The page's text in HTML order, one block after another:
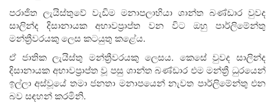
පරාජිත ලැයිස්තුවේ වැඩිම මනාපලාභියා ශාන්ත බණ්ඩාර වුවද
සාලින්ද දිසානායක අභාවප්‍රාප්ත වන විට ඔහු පාර්ලිමේන්තු
මන්ත්‍රීවරයකු ලෙස කටයුතු කළේය.
ඒ ජාතික ලැයිස්තු මන්ත්‍රීවරයකු ලෙසය. කෙසේ වුවද සාලින්ද
දිසානායක අභාවප්‍රාප්ත වූ පසු ශාන්ත බණ්ඩාර එම මන්ත්‍රී ධුරයෙන්
ඉල්ලා අස්වූයේ තමා ජනතා මනාපයෙන් නැවත පාර්ලිමේන්තු එන
බව සඳහන් කරමිනි.